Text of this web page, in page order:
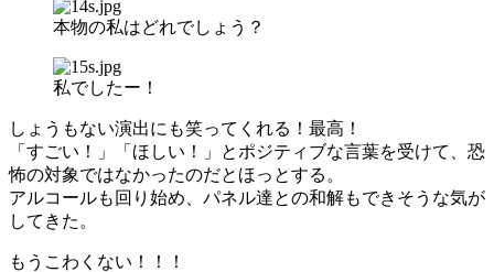
本物の私はどれでしょう？
私でしたー！
しょうもない演出にも笑ってくれる！最高！
「すごい！」「ほしい！」とポジティブな言葉を受けて、恐
怖の対象ではなかったのだとほっとする。
アルコールも回り始め、パネル達との和解もできそうな気が
してきた。
もうこわくない！！！